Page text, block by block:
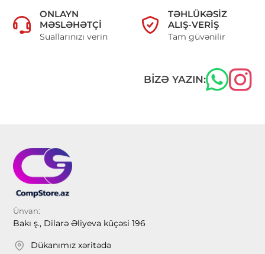
ONLAYN
MƏSLƏHƏTÇI
Suallarınızı verin
TƏHLÜKƏSIZ
ALIŞ-VERIŞ
Tam güvənilir
BIZƏ YAZIN:
Ünvan:
Bakı ş., Dilarə Əliyeva küçəsi 196
Dükanımız xəritədə